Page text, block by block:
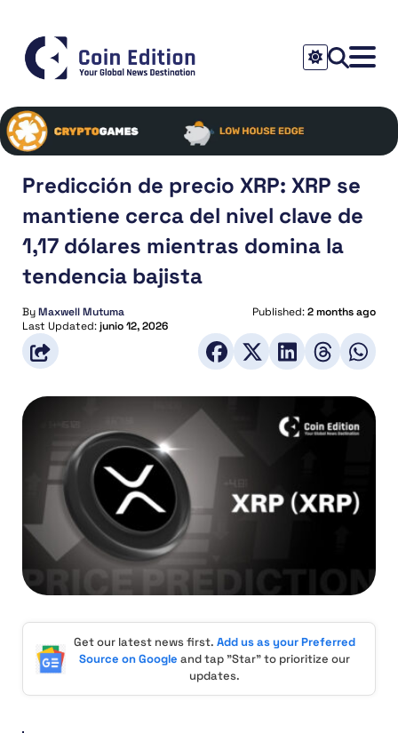
Predicción de precio XRP: XRP se
mantiene cerca del nivel clave de
1,17 dólares mientras domina la
tendencia bajista
ByMaxwell Mutuma Published:2 months ago
Last Updated:junio 12, 2026
Get our latest news first. Add us as your Preferred
Source on Google and tap "Star" to prioritize our
updates.